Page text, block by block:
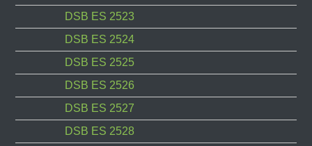
DSB ES 2523
DSB ES 2524
DSB ES 2525
DSB ES 2526
DSB ES 2527
DSB ES 2528